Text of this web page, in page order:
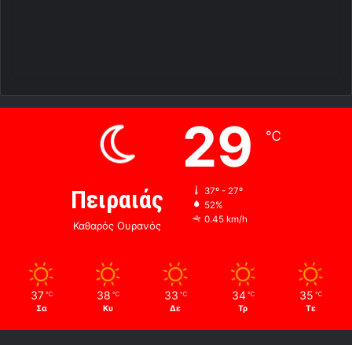
Πειραιάς
Καθαρός Ουρανός
29 ℃
37º - 27º
52%
0.45 km/h
37 ℃
Σα
38 ℃
Κυ
33 ℃
Δε
34 ℃
Τρ
35 ℃
Τε